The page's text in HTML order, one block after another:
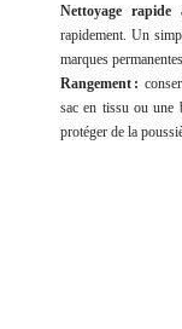
Nettoyage rapide
rapidement. Un
marques permanentes.
Rangement :
sac en tissu ou une
protéger de la